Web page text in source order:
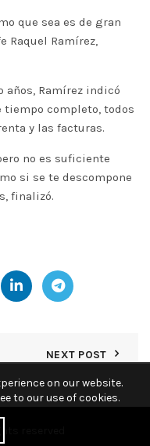
que sea es de gran
Raquel Ramírez,
años, Ramírez indicó
tiempo completo, todos
y las facturas.
no es suficiente
si se te descompone
finalizó.
NEXT POST
reserved
on our website.
to our use of cookies.